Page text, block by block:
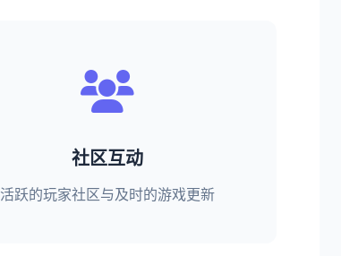
社区互动
活跃的玩家社区与及时的游戏更新